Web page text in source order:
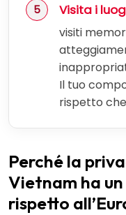
Visita i
visiti
Il tuo
rispetto
Perché la
Vietnam ha
rispetto